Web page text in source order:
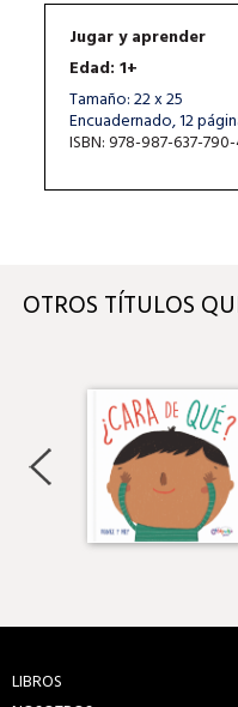
Jugar y aprender
Edad: 1+
Tamaño: 22 x 25
Encuadernado, 12
ISBN: 978-987-637-
OTROS TÍTULOS
LIBROS